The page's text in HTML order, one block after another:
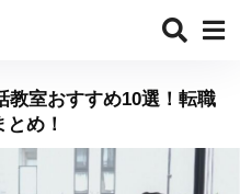
教室おすすめ10選！転職
め！